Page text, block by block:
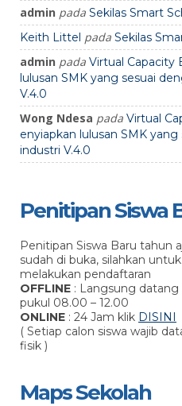
admin pada Sekilas Smart
Keith Littel pada Sekilas
admin pada Virtual Capacity
lulusan SMK yang sesuai
V.4.0
Wong Ndesa pada Virtual
enyiapkan lulusan SMK
industri V.4.0
Penitipan Siswa
Penitipan Siswa Baru tahun
sudah di buka, silahkan
melakukan pendaftaran
OFFLINE : Langsung datang
pukul 08.00 – 12.00
ONLINE : 24 Jam klik DISINI
( Setiap calon siswa wajib
fisik )
Maps Sekolah